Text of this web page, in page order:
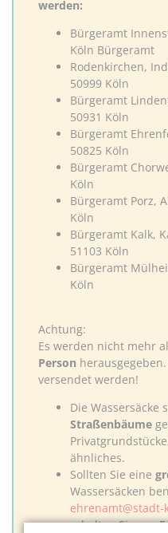
werden:
Bürgeramt
Köln Bürgeramt
Rodenkirchen,
50999 Köln
Bürgeramt
50931 Köln
Bürgeramt
50825 Köln
Bürgeramt
Köln
Bürgeramt Porz,
Köln
Bürgeramt Kalk,
51103 Köln
Bürgeramt
Köln
Achtung:
Es werden nicht mehr
Person
versendet werden!
Die Wassersäcke
Straßenbäume
ähnliches.
Sollten Sie eine
Wassersäcken
ehrenamt@stadt-
erhalten Sie per